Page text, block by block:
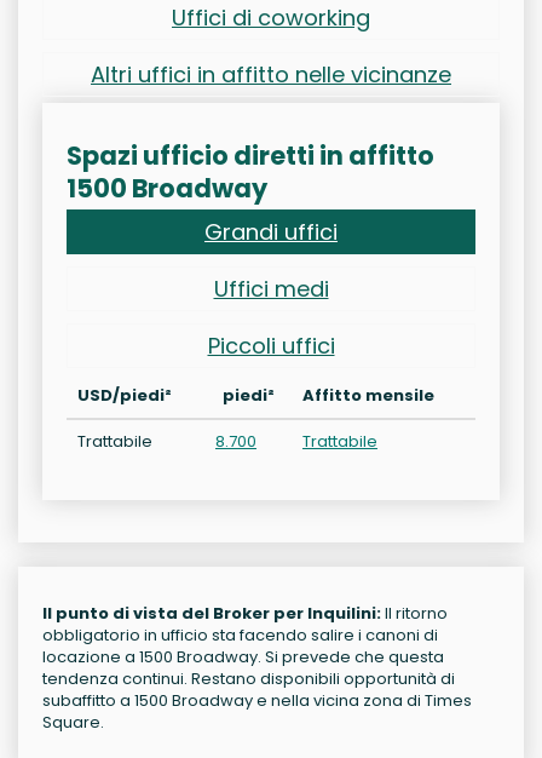
Uffici di coworking
Altri uffici in affitto nelle vicinanze
Spazi ufficio diretti in affitto
1500 Broadway
Grandi uffici
Uffici medi
Piccoli uffici
USD/piedi² piedi²
Affitto mensile
Trattabile
8.700 Trattabile
Il punto di vista del Broker per Inquilini:Il ritorno
obbligatorio in ufficio sta facendo salire i canoni di
locazione a 1500 Broadway. Si prevede che questa
tendenza continui. Restano disponibili opportunità di
subaffitto a 1500 Broadway e nella vicina zona di Times
Square.